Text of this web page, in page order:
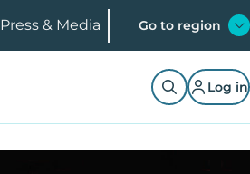
Press & Media Go to region
Log in